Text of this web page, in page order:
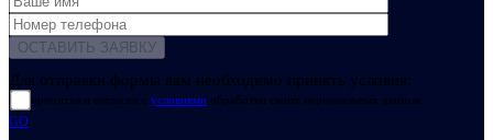
Для отправки формы вам необходимо принять условия:
прочитал и согласен с условиями обработки своих персональных данных
GO